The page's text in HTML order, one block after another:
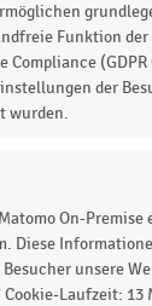
Funktion der
Compliance
der
wurden.
On-Premise
Diese
unsere
Laufzeit: 13